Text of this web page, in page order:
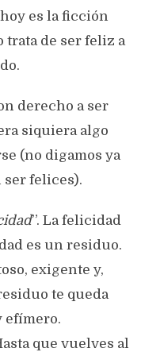
es la ficción
trata de ser feliz a
derecho a ser
siquiera algo
(no digamos ya
ser felices).
”. La felicidad
es un residuo.
exigente y,
te queda
efímero.
que vuelves al